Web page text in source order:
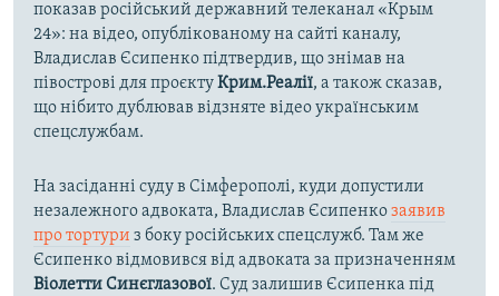
показав російський державний телеканал «Крым
24»: на відео, опублікованому на сайті каналу,
Владислав Єсипенко підтвердив, що знімав на
півострові для проєктуКрим.Реалії, а також сказав,
що нібито дублював відзняте відео українським
спецслужбам.
На засіданні суду в Сімферополі, куди допустили
незалежного адвоката, Владислав Єсипенкозаявив
про тортури з боку російських спецслужб. Там же
Єсипенко відмовився від адвоката за призначенням
Віолетти Синєглазової. Суд залишив Єсипенка під